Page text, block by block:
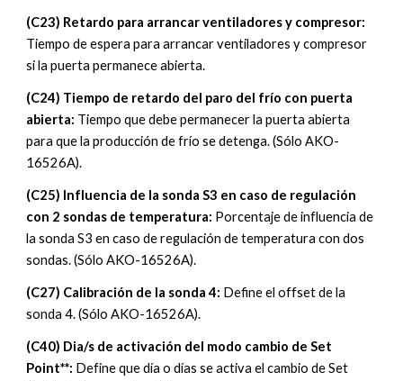
(C23) Retardo para arrancar ventiladores y compresor:
Tiempo de espera para arrancar ventiladores y compresor
si la puerta permanece abierta.
(C24) Tiempo de retardo del paro del frío con puerta
abierta: Tiempo que debe permanecer la puerta abierta
para que la producción de frío se detenga. (Sólo AKO-
16526A).
(C25) Influencia de la sonda S3 en caso de regulación
con 2 sondas de temperatura: Porcentaje de influencia de
la sonda S3 en caso de regulación de temperatura con dos
sondas. (Sólo AKO-16526A).
(C27) Calibración de la sonda 4: Define el offset de la
sonda 4. (Sólo AKO-16526A).
(C40) Dia/s de activación del modo cambio de Set
Point**: Define que día o días se activa el cambio de Set